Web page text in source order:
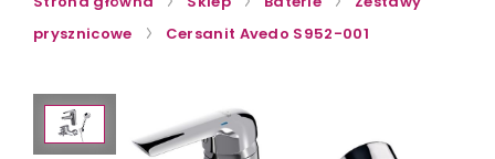
prysznicowe
Cersanit Avedo S952-001